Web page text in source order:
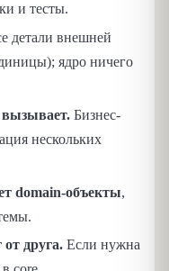
и тесты.
детали внешней
ядро ничего
Бизнес-
нескольких
domain-объекты,
друга. Если нужна